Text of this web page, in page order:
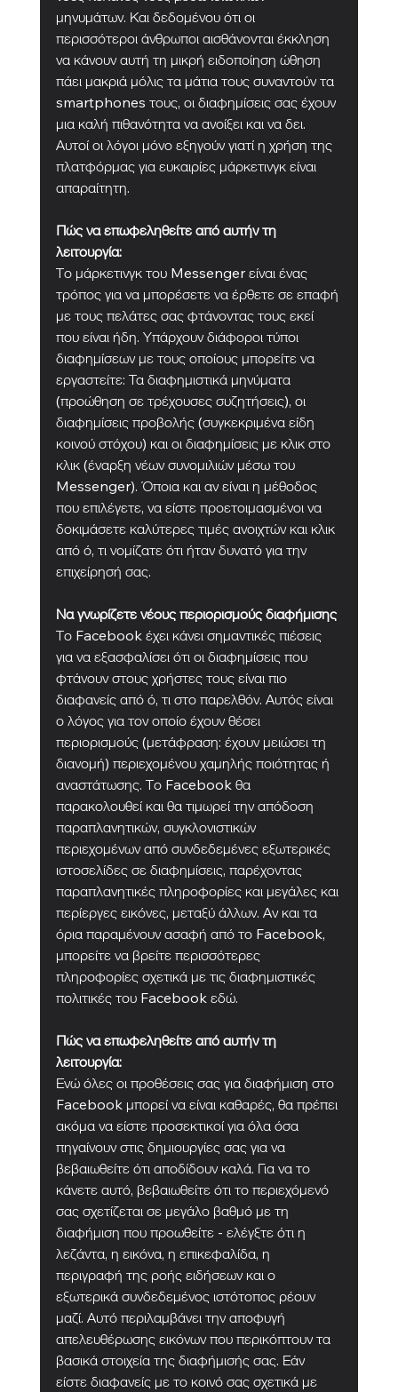
μηνυμάτων. Και δεδομένου ότι οι
περισσότεροι άνθρωποι αισθάνονται έκκληση
να κάνουν αυτή τη μικρή ειδοποίηση ώθηση
πάει μακριά μόλις τα μάτια τους συναντούν τα
smartphones τους, οι διαφημίσεις σας έχουν
μια καλή πιθανότητα να ανοίξει και να δει.
Αυτοί οι λόγοι μόνο εξηγούν γιατί η χρήση της
πλατφόρμας για ευκαιρίες μάρκετινγκ είναι
απαραίτητη.
Πώς να επωφεληθείτε από αυτήν τη
λειτουργία:
Το μάρκετινγκ του Messenger είναι ένας
τρόπος για να μπορέσετε να έρθετε σε επαφή
με τους πελάτες σας φτάνοντας τους εκεί
που είναι ήδη. Υπάρχουν διάφοροι τύποι
διαφημίσεων με τους οποίους μπορείτε να
εργαστείτε: Τα διαφημιστικά μηνύματα
(προώθηση σε τρέχουσες συζητήσεις), οι
διαφημίσεις προβολής (συγκεκριμένα είδη
κοινού στόχου) και οι διαφημίσεις με κλικ στο
κλικ (έναρξη νέων συνομιλιών μέσω του
Messenger). Όποια και αν είναι η μέθοδος
που επιλέγετε, να είστε προετοιμασμένοι να
δοκιμάσετε καλύτερες τιμές ανοιχτών και κλικ
από ό, τι νομίζατε ότι ήταν δυνατό για την
επιχείρησή σας.
Να γνωρίζετε νέους περιορισμούς διαφήμισης
Το Facebook έχει κάνει σημαντικές πιέσεις
για να εξασφαλίσει ότι οι διαφημίσεις που
φτάνουν στους χρήστες τους είναι πιο
διαφανείς από ό, τι στο παρελθόν. Αυτός είναι
ο λόγος για τον οποίο έχουν θέσει
περιορισμούς (μετάφραση: έχουν μειώσει τη
διανομή) περιεχομένου χαμηλής ποιότητας ή
αναστάτωσης. Το Facebook θα
παρακολουθεί και θα τιμωρεί την απόδοση
παραπλανητικών, συγκλονιστικών
περιεχομένων από συνδεδεμένες εξωτερικές
ιστοσελίδες σε διαφημίσεις, παρέχοντας
παραπλανητικές πληροφορίες και μεγάλες και
περίεργες εικόνες, μεταξύ άλλων. Αν και τα
όρια παραμένουν ασαφή από το Facebook,
μπορείτε να βρείτε περισσότερες
πληροφορίες σχετικά με τις διαφημιστικές
πολιτικές του Facebook εδώ.
Πώς να επωφεληθείτε από αυτήν τη
λειτουργία:
Ενώ όλες οι προθέσεις σας για διαφήμιση στο
Facebook μπορεί να είναι καθαρές, θα πρέπει
ακόμα να είστε προσεκτικοί για όλα όσα
πηγαίνουν στις δημιουργίες σας για να
βεβαιωθείτε ότι αποδίδουν καλά. Για να το
κάνετε αυτό, βεβαιωθείτε ότι το περιεχόμενό
σας σχετίζεται σε μεγάλο βαθμό με τη
διαφήμιση που προωθείτε - ελέγξτε ότι η
λεζάντα, η εικόνα, η επικεφαλίδα, η
περιγραφή της ροής ειδήσεων και ο
εξωτερικά συνδεδεμένος ιστότοπος ρέουν
μαζί. Αυτό περιλαμβάνει την αποφυγή
απελευθέρωσης εικόνων που περικόπτουν τα
βασικά στοιχεία της διαφήμισής σας. Εάν
είστε διαφανείς με το κοινό σας σχετικά με